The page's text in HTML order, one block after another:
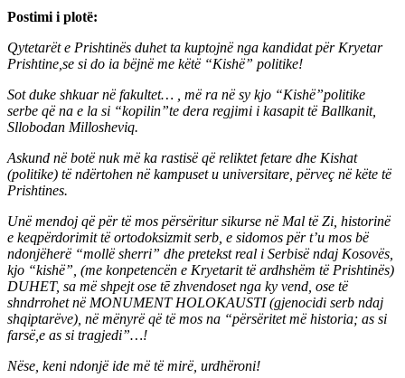
Postimi i plotë:
Qytetarët e Prishtinës duhet ta kuptojnë nga kandidat për Kryetar
Prishtine,se si do ia bëjnë me këtë “Kishë” politike!
Sot duke shkuar në fakultet… , më ra në sy kjo “Kishë”politike
serbe që na e la si “kopilin”te dera regjimi i kasapit të Ballkanit,
Sllobodan Millosheviq.
Askund në botë nuk më ka rastisë që reliktet fetare dhe Kishat
(politike) të ndërtohen në kampuset u universitare, përveç në këte të
Prishtines.
Unë mendoj që për të mos përsëritur sikurse në Mal të Zi, historinë
e keqpërdorimit të ortodoksizmit serb, e sidomos për t’u mos bë
ndonjëherë “mollë sherri” dhe pretekst real i Serbisë ndaj Kosovës,
kjo “kishë”, (me konpetencën e Kryetarit të ardhshëm të Prishtinës)
DUHET, sa më shpejt ose tē zhvendoset nga ky vend, ose të
shndrrohet në MONUMENT HOLOKAUSTI (gjenocidi serb ndaj
shqiptarëve), në mënyrë që të mos na “përsëritet më historia; as si
farsë,e as si tragjedi”…!
Nëse, keni ndonjë ide më të mirë, urdhëroni!